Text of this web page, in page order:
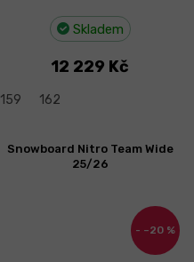
Skladem
12 229 Kč
159 162
–20 %
Snowboard Nitro Team Wide
25/26